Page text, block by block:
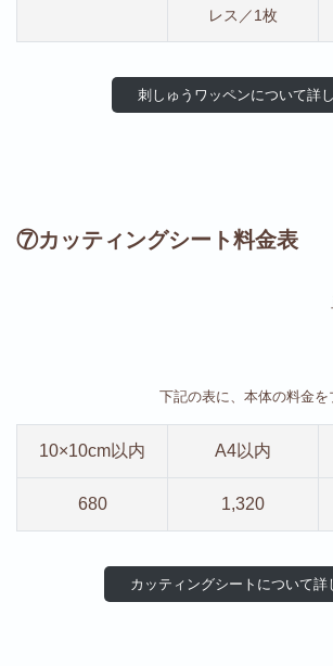
レス／1枚
刺しゅうワッペンについて詳し
⑦カッティングシート料金表
下記の表に、本体の料金を
10×10cm以内 A4以内
680 1,320
カッティングシートについて詳